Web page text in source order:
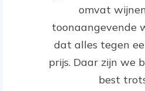
omvat
toonaangevende
dat alles tegen
prijs. Daar zijn we
best